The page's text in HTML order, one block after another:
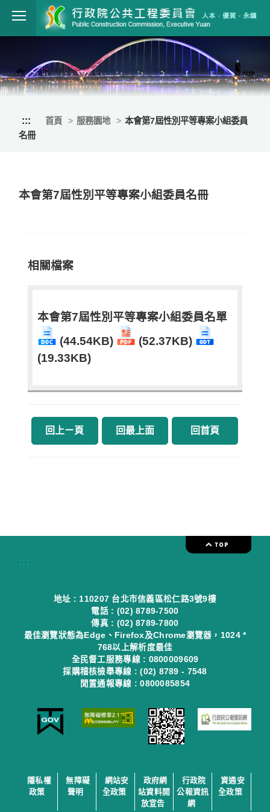
跳到主要內容
行政院公共工
::: 首頁 服務園地
本會第7屆性別平等專案小組委員
名冊
本會第7屆性別平等專案小組委員名冊
相關檔案
本會第7屆性別平等專案小組委員名單
(44.54KB)
(52.37KB)
(19.33KB)
回上ㄧ頁 回最上面 回首頁
:::
地址 : 110207 台北市信義區松仁路3號9樓
電話 : (02) 8789-7500
傳真 : (02) 8789-7800
最佳瀏覽狀態為Edge、Firefox及Chrome瀏覽器，1024 *
768以上解析度最佳
全民督工服務專線 : 0800009609
採購稽核檢舉專線 : (02) 8789 - 7548
閒置通報專線 : 0800085854
隱私權
政策
無障礙
聲明
網站安
全政策
政府網
站資料開
放宣告
行政院
公報資訊
網
資通安
全政策